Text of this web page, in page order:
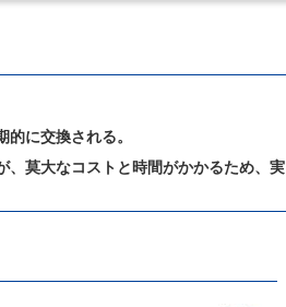
に交換される。
、莫大なコストと時間がかかるため、実